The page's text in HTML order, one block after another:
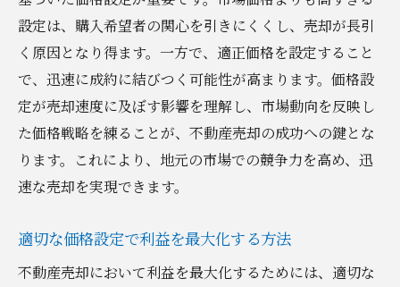
設定は、購入希望者の関心を引きにくくし、売却が長引
く原因となり得ます。一方で、適正価格を設定すること
で、迅速に成約に結びつく可能性が高まります。価格設
定が売却速度に及ぼす影響を理解し、市場動向を反映し
た価格戦略を練ることが、不動産売却の成功への鍵とな
ります。これにより、地元の市場での競争力を高め、迅
速な売却を実現できます。
適切な価格設定で利益を最大化する方法
不動産売却において利益を最大化するためには、適切な